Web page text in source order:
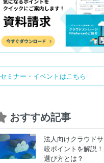
セミナー・イベントはこちら
おすすめ記事
法人向けクラウド
較ポイントを解説
選び方とは？